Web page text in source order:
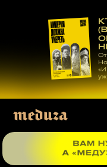
материалам